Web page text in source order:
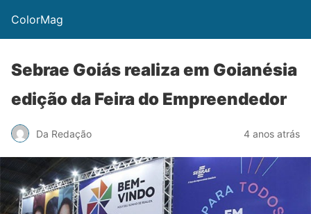
ColorMag
Sebrae Goiás realiza em Goianésia
edição da Feira do Empreendedor
Da Redação 4 anos atrás